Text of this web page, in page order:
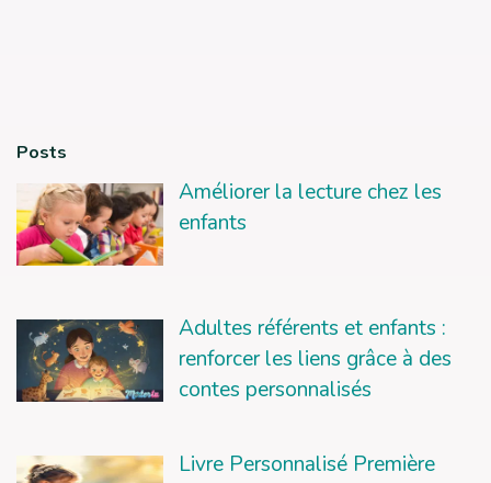
Posts
Améliorer la lecture chez les
enfants
Adultes référents et enfants :
renforcer les liens grâce à des
contes personnalisés
Livre Personnalisé Première